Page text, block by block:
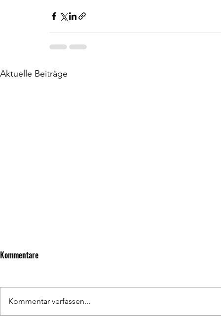
Aktuelle Beiträge
Kommentare
Kommentar verfassen...